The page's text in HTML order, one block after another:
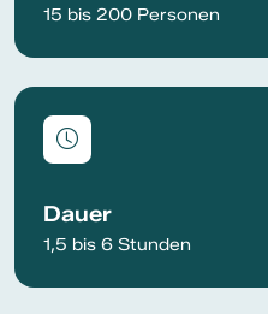
15 bis 200 Personen
Dauer
1,5 bis 6 Stunden